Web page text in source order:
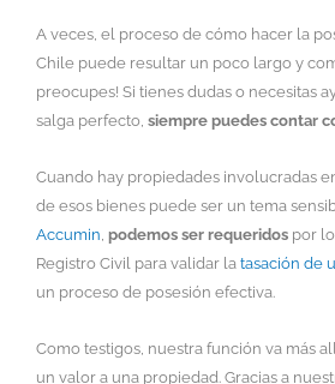
A veces, el proceso de cómo hacer la
Chile puede resultar un poco largo y
preocupes! Si tienes dudas o necesitas
salga perfecto, siempre puedes contar
Cuando hay propiedades involucradas
de esos bienes puede ser un tema
Accumin, podemos ser requeridos por
Registro Civil para validar la tasación de
un proceso de posesión efectiva.
Como testigos, nuestra función va más
un valor a una propiedad. Gracias a